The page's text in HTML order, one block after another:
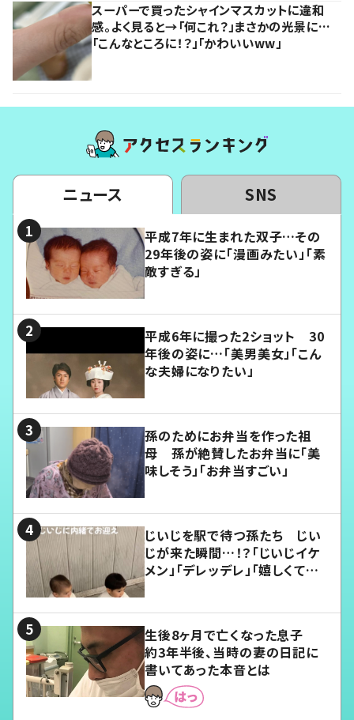
スーパーで買ったシャインマスカットに違和
感。よく見ると→「何これ？」まさかの光景に…
「こんなところに！？」「かわいいww」
ニュース SNS
平成7年に生まれた双子…その
29年後の姿に「漫画みたい」「素
敵すぎる」
平成6年に撮った2ショット 30
年後の姿に…「美男美女」「こん
な夫婦になりたい」
孫のためにお弁当を作った祖
母 孫が絶賛したお弁当に「美
味しそう」「お弁当すごい」
じいじを駅で待つ孫たち じい
じが来た瞬間…！？「じいじイケ
メン」「デレッデレ」「嬉しくて可
生後8ヶ月で亡くなった息子
約3年半後、当時の妻の日記に
書いてあった本音とは